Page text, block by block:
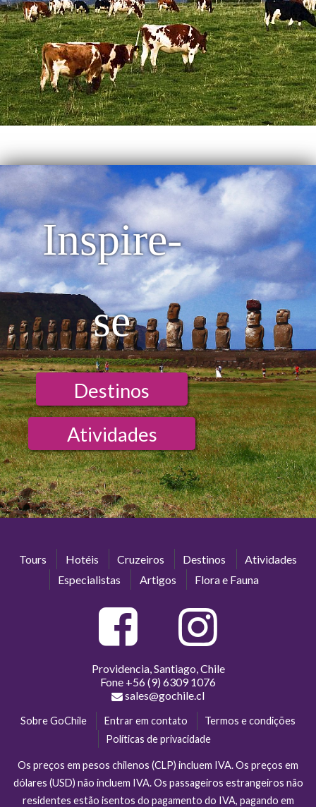
Inspire-
se
Destinos
Atividades
Tours Hotéis Cruzeiros Destinos
Atividades
Especialistas
Artigos Flora e Fauna
Providencia, Santiago, Chile
Fone +56 (9) 6309 1076
sales@gochile.cl
Sobre GoChile Entrar em contato
Termos e condições
Políticas de privacidade
Os preços em pesos chilenos (CLP) incluem IVA. Os preços em
dólares (USD) não incluem IVA. Os passageiros estrangeiros não
residentes estão isentos do pagamento do IVA, pagando em